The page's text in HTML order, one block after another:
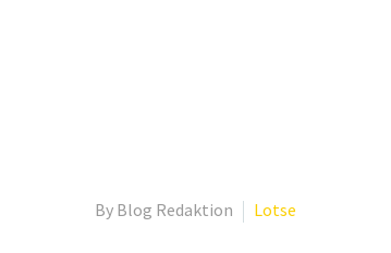
By Blog Redaktion Lotse